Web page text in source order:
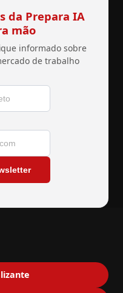
da Prepara IA
mão
informado sobre
de trabalho